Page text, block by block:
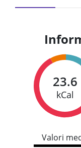
23.6
kCal
Valori